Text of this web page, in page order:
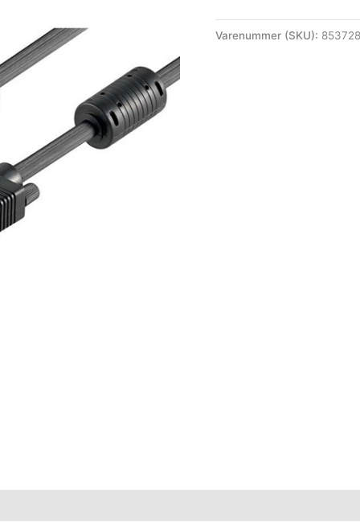
Varenummer (SKU):